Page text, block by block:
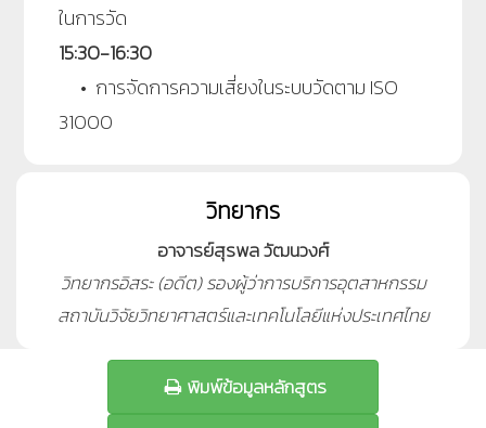
ในการวัด
15:30-16:30
• การจัดการความเสี่ยงในระบบวัดตาม ISO
31000
วิทยากร
อาจารย์สุรพล วัฒนวงศ์
วิทยากรอิสระ (อดีต) รองผู้ว่าการบริการอุตสาหกรรม
สถาบันวิจัยวิทยาศาสตร์และเทคโนโลยีแห่งประเทศไทย
พิมพ์ข้อมูลหลักสูตร